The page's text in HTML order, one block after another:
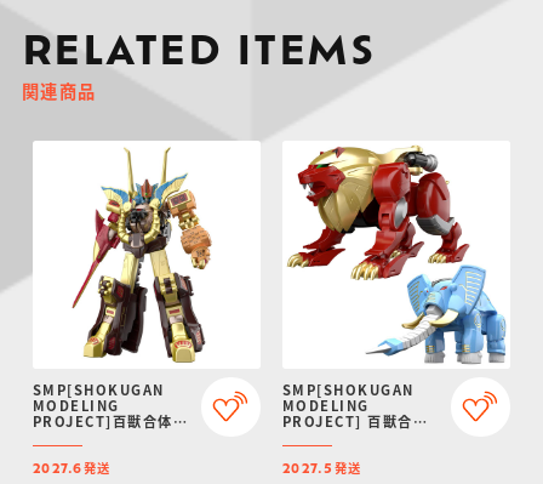
RELATED ITEMS
関連商品
SMP[SHOKUGAN
MODELING
PROJECT]百獣合体
2027年6月発送】
2027.6発送
SMP[SHOKUGAN
MODELING
PROJECT] 百獣合体
レファント【再販：
2027年5月発送】
2027.5 発送